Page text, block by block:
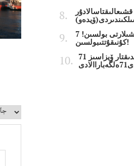
7 مامىر - وتان وتاناۋشىلقورعاۋشىلارتى بولسىن!
كۇنىقۇتتىبولسىن!
قازاقستاندىقتار ۆيزاسىز 71